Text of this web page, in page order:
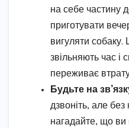
на себе частину
приготувати
вигуляти собаку.
звільняють час і
переживає
Будьте на
дзвоніть, але без
нагадайте, що ви